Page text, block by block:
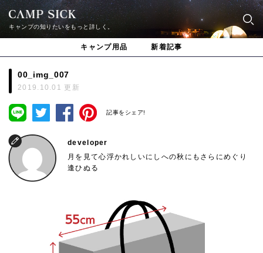
キャンプの知りたいをもっと詳しく。
キャンプ用品 新着記事
00_img_007
2019.10.01 更新
記事をシェア!
developer
月を見て心浮かれしいにしへの秋にもさらにめぐり
逢ひぬる